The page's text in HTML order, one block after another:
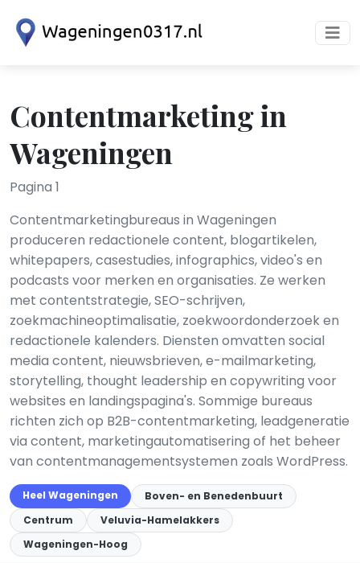
Contentmarketing in
Wageningen
Pagina 1
Contentmarketingbureaus in Wageningen
produceren redactionele content, blogartikelen,
whitepapers, casestudies, infographics, video's en
podcasts voor merken en organisaties. Ze werken
met contentstrategie, SEO-schrijven,
zoekmachineoptimalisatie, zoekwoordonderzoek en
redactionele kalenders. Diensten omvatten social
media content, nieuwsbrieven, e-mailmarketing,
storytelling, thought leadership en copywriting voor
websites en landingspagina's. Sommige bureaus
richten zich op B2B-contentmarketing, leadgeneratie
via content, marketingautomatisering of het beheer
van contentmanagementsystemen zoals WordPress.
Heel Wageningen
Boven- en Benedenbuurt
Centrum
Veluvia-Hamelakkers
Wageningen-Hoog